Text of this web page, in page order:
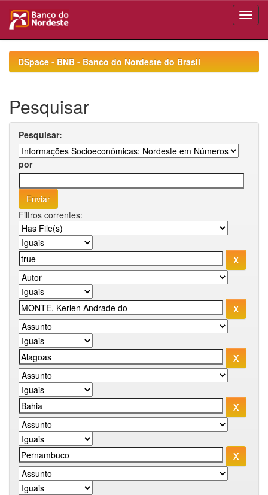
navigationDSpace - BNB - Banco do Nordeste do Brasil
Pesquisar
Pesquisar:
por
Filtros correntes: